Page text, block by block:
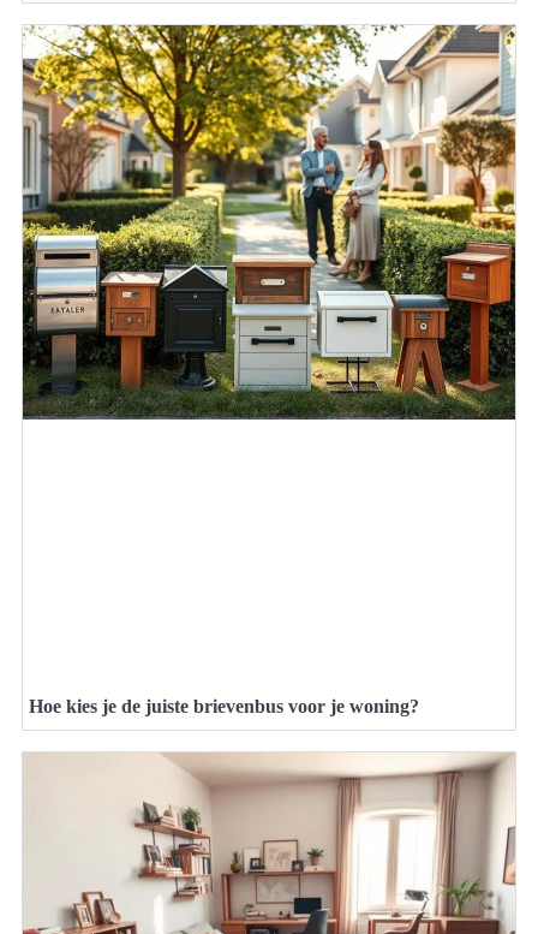
Hoe kies je de juiste brievenbus voor je woning?